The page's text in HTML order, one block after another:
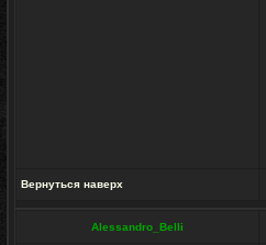
Вернуться наверх
Alessandro_Belli